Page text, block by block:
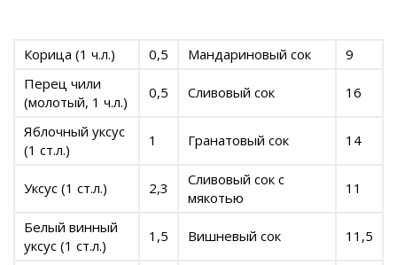
Корица (1 ч.л.) 0,5 Мандариновый сок
9
Перец чили
(молотый, 1 ч.л.)
0,5 Сливовый сок 16
Яблочный уксус
(1 ст.л.)
1 Гранатовый сок 14
Уксус (1 ст.л.) 2,3
Сливовый сок с
мякотью
11
Белый винный
уксус (1 ст.л.)
1,5 Вишневый сок 11,5